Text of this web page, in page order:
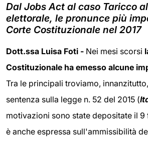
Dal Jobs Act al caso Taricco
elettorale, le pronunce più
Corte Costituzionale nel 2017
Dott.ssa Luisa Foti - Nei mesi scorsi
Costituzionale ha emesso alcune
Tra le principali troviamo,
sentenza sulla legge n. 52 del 2015 (
motivazioni sono state depositate il
è anche espressa sull'ammissibilità